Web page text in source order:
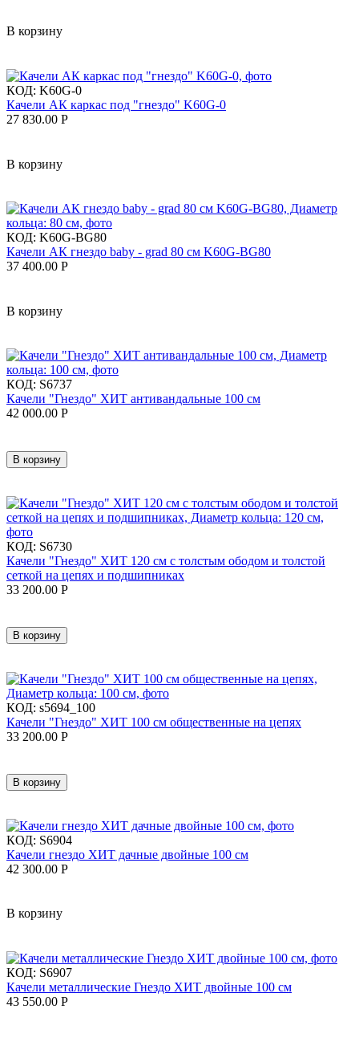
В корзину
КОД: K60G-0
Качели АК каркас под "гнездо" K60G-0
27 830.00 Р
В корзину
КОД: K60G-BG80
Качели АК гнездо baby - grad 80 см K60G-BG80
37 400.00 Р
В корзину
КОД: S6737
Качели "Гнездо" ХИТ антивандальные 100 см
42 000.00 Р
В корзину
КОД: S6730
Качели "Гнездо" ХИТ 120 см с толстым ободом и толстой
сеткой на цепях и подшипниках
33 200.00 Р
В корзину
КОД: s5694_100
Качели "Гнездо" ХИТ 100 см общественные на цепях
33 200.00 Р
В корзину
КОД: S6904
Качели гнездо ХИТ дачные двойные 100 см
42 300.00 Р
В корзину
КОД: S6907
Качели металлические Гнездо ХИТ двойные 100 см
43 550.00 Р